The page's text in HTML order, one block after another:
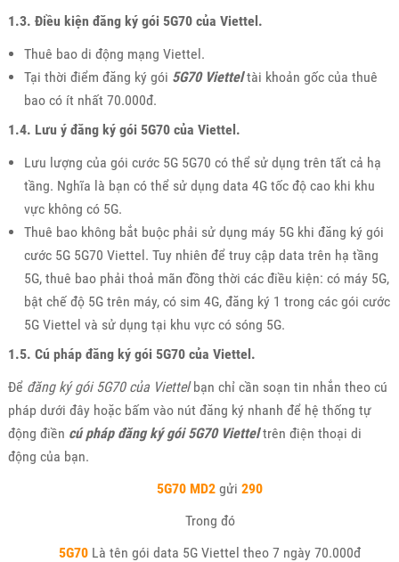
1.3. Điều kiện đăng ký gói 5G70 của Viettel.
Thuê bao di động mạng Viettel.
Tại thời điểm đăng ký gói 5G70 Vietteltài khoản gốc của thuê
bao có ít nhất 70.000đ.
1.4. Lưu ý đăng ký gói 5G70 của Viettel.
Lưu lượng của gói cước 5G 5G70 có thể sử dụng trên tất cả hạ
tầng. Nghĩa là bạn có thể sử dụng data 4G tốc độ cao khi khu
vực không có 5G.
Thuê bao không bắt buộc phải sử dụng máy 5G khi đăng ký gói
cước 5G 5G70 Viettel. Tuy nhiên để truy cập data trên hạ tầng
5G, thuê bao phải thoả mãn đồng thời các điều kiện: có máy 5G,
bật chế độ 5G trên máy, có sim 4G, đăng ký 1 trong các gói cước
5G Viettel và sử dụng tại khu vực có sóng 5G.
1.5. Cú pháp đăng ký gói 5G70 của Viettel.
Để đăng ký gói 5G70 của Viettelbạn chỉ cần soạn tin nhắn theo cú
pháp dưới đây hoặc bấm vào nút đăng ký nhanh để hệ thống tự
động điền cú pháp đăng ký gói 5G70 Vietteltrên điện thoại di
động của bạn.
5G70 MD2 gửi 290
Trong đó
5G70 Là tên gói data 5G Viettel theo 7 ngày 70.000đ